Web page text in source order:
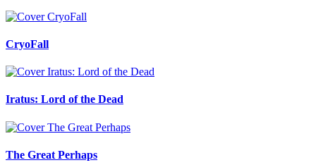
CryoFall
Iratus: Lord of the Dead
The Great Perhaps